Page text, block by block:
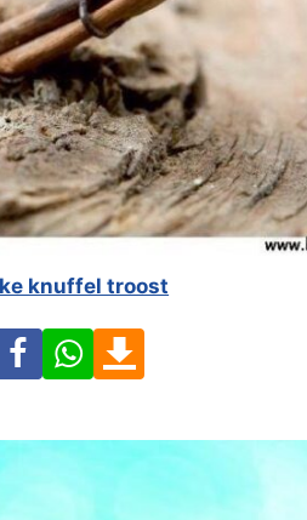
knuffel troost
FacebookWhatsApp